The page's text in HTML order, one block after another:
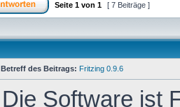
Seite 1 von 1 [ 7 Beiträge ]
Betreff des Beitrags: Fritzing 0.9.6
Die Software ist